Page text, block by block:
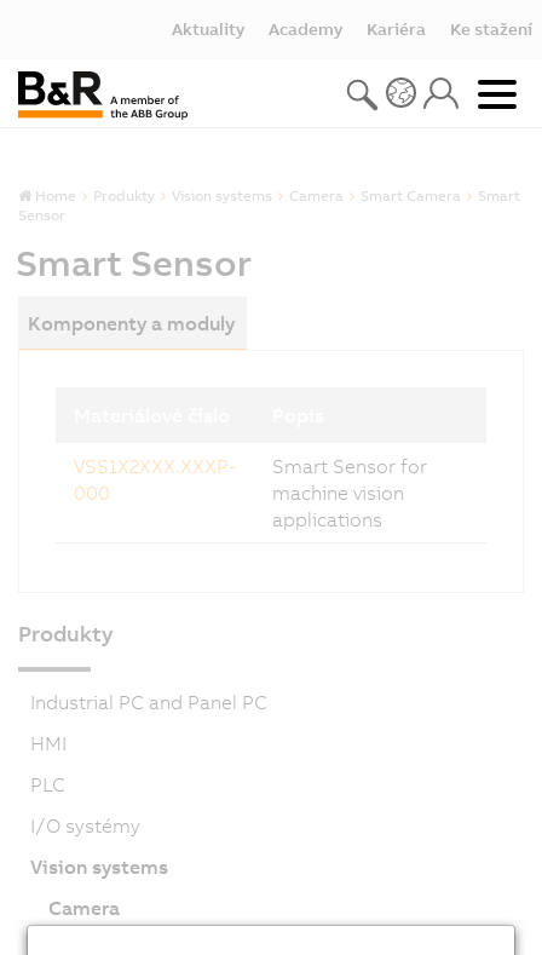
Aktuality Academy Kariéra Ke stažení
Home Produkty Vision systems Camera Smart Camera
Smart
Sensor
Smart Sensor
Komponenty a moduly
VSS1X2XXX.XXXP-
000
Smart Sensor for
machine vision
applications
Produkty
Industrial PC and Panel PC
HMI
PLC
I/O systémy
Vision systems
Camera